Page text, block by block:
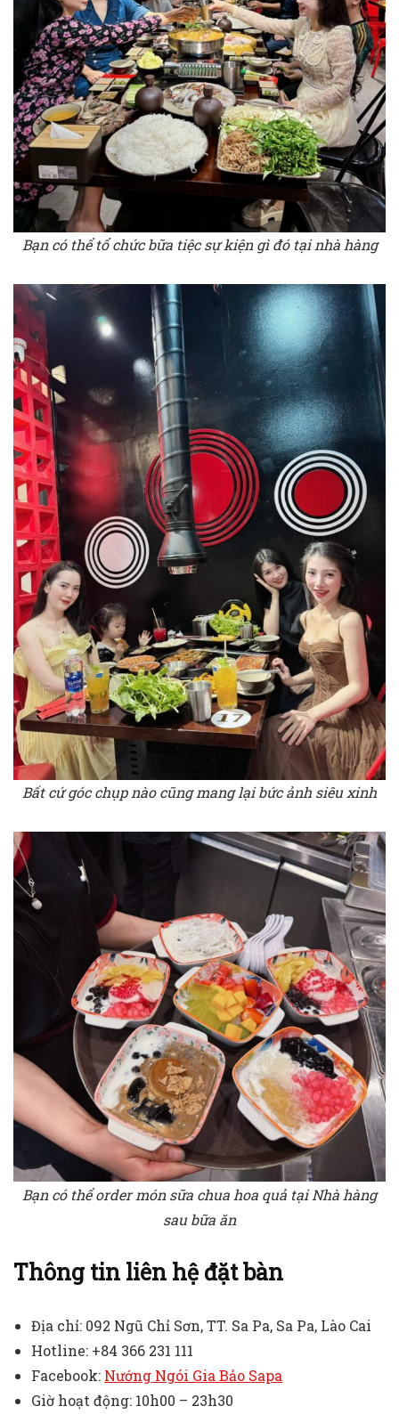
Bạn có thể tổ chức bữa tiệc sự kiện gì đó tại nhà hàng
Bất cứ góc chụp nào cũng mang lại bức ảnh siêu xinh
Bạn có thể order món sữa chua hoa quả tại Nhà hàng
sau bữa ăn
Thông tin liên hệ đặt bàn
Địa chỉ: 092 Ngũ Chỉ Sơn, TT. Sa Pa, Sa Pa, Lào Cai
Hotline: +84 366 231 111
Facebook: Nướng Ngói Gia Bảo Sapa
Giờ hoạt động: 10h00 – 23h30